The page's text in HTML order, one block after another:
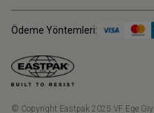
Ödeme Yöntemleri:
© Copyright Eastpak 2025 VF Ege